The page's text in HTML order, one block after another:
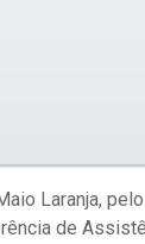
Laranja,
de